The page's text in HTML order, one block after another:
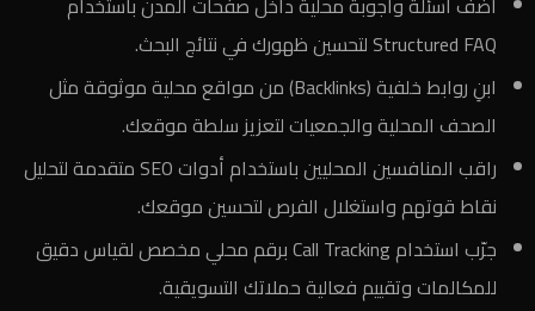
Structured FAQ لتحسين ظهورك في نتائج البحث.
ابنِ روابط خلفية (Backlinks) من مواقع محلية موثوقة مثل
الصحف المحلية والجمعيات لتعزيز سلطة موقعك.
راقب المنافسين المحليين باستخدام أدوات SEO متقدمة لتحليل
نقاط قوتهم واستغلال الفرص لتحسين موقعك.
جرّب استخدام Call Tracking برقم محلي مخصص لقياس دقيق
للمكالمات وتقييم فعالية حملاتك التسويقية.